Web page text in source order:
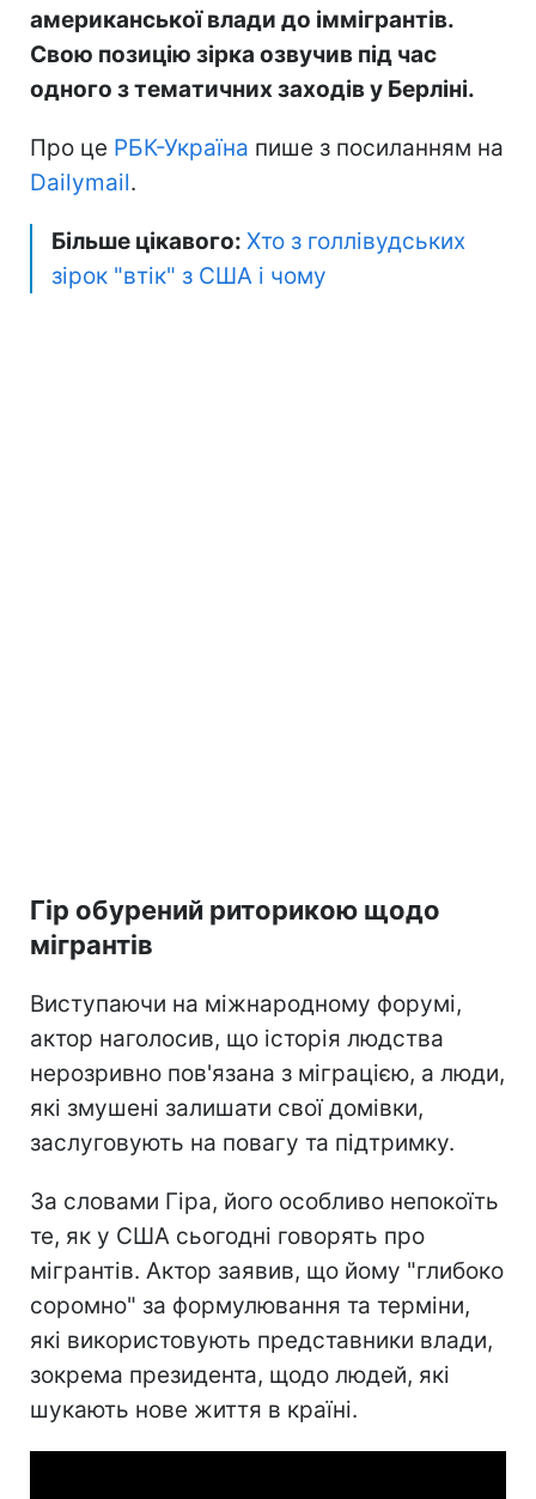
американської влади до іммігрантів.
Свою позицію зірка озвучив під час
одного з тематичних заходів у Берліні.
Про це РБК-Україна пише з посиланням на
Dailymail.
Більше цікавого: Хто з голлівудських
зірок "втік" з США і чому
Гір обурений риторикою щодо
мігрантів
Виступаючи на міжнародному форумі,
актор наголосив, що історія людства
нерозривно пов'язана з міграцією, а люди,
які змушені залишати свої домівки,
заслуговують на повагу та підтримку.
За словами Гіра, його особливо непокоїть
те, як у США сьогодні говорять про
мігрантів. Актор заявив, що йому "глибоко
соромно" за формулювання та терміни,
які використовують представники влади,
зокрема президента, щодо людей, які
шукають нове життя в країні.